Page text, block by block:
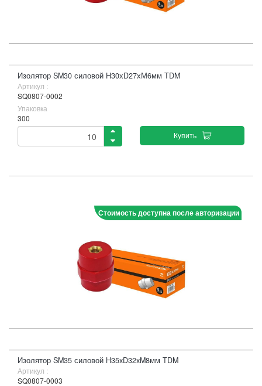
Изолятор SM30 силовой Н30хD27хМ6мм TDM
Артикул :
SQ0807-0002
Упаковка
300
Купить
Стоимость доступна после авторизации
Изолятор SM35 силовой H35xD32xM8мм TDM
Артикул :
SQ0807-0003